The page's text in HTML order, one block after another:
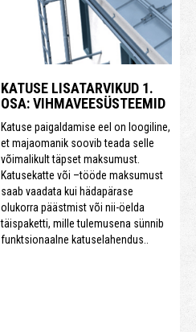
KATUSE LISATARVIKUD 1.
OSA: VIHMAVEESÜSTEEMID
Katuse paigaldamise eel on loogiline,
et majaomanik soovib teada selle
võimalikult täpset maksumust.
Katusekatte või –tööde maksumust
saab vaadata kui hädapärase
olukorra päästmist või nii-öelda
täispaketti, mille tulemusena sünnib
funktsionaalne katuselahendus..